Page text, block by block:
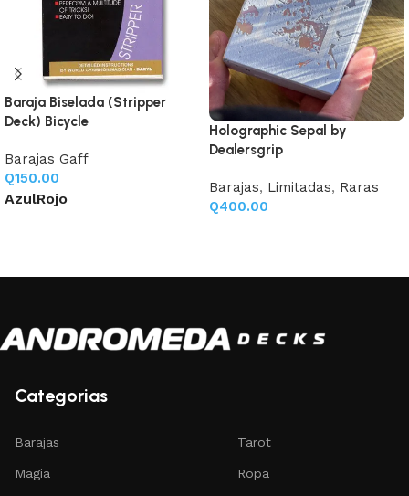
Baraja Biselada (Stripper
Deck) Bicycle
Barajas Gaff
Q150.00
AzulRojo
Holographic Sepal by
Dealersgrip
Barajas, Limitadas, Raras
Q400.00
Categorias
Barajas
Magia
Tarot
Ropa